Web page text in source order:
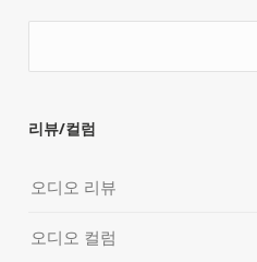
리뷰/컬럼
오디오 리뷰
오디오 컬럼